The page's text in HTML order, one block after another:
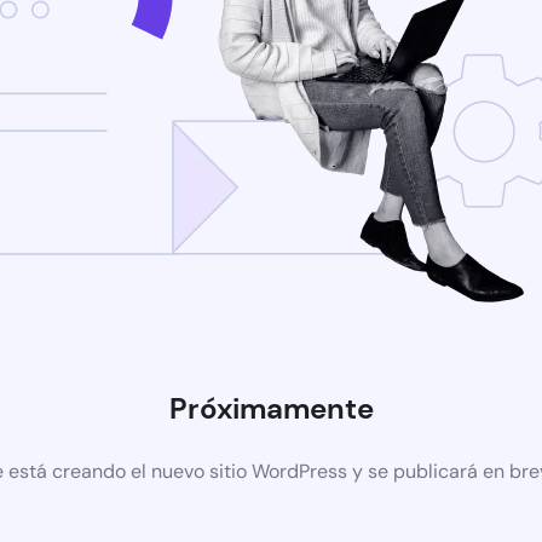
Próximamente
está creando el nuevo sitio WordPress y se publicará en